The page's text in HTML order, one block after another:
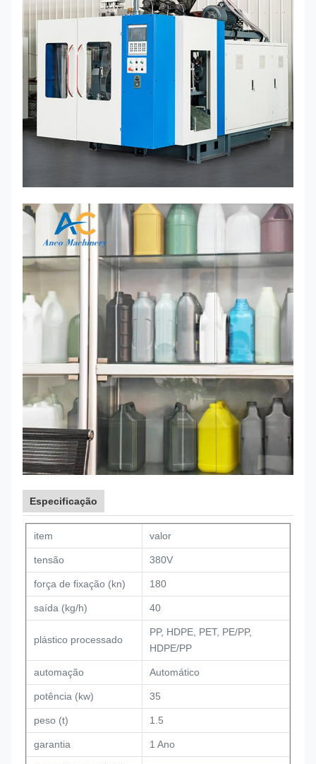
Especificação
item valor
tensão 380V
força de fixação (kn) 180
saída (kg/h) 40
plástico processado
PP, HDPE, PET, PE/PP,
HDPE/PP
automação Automático
potência (kw) 35
peso (t) 1.5
garantia 1 Ano